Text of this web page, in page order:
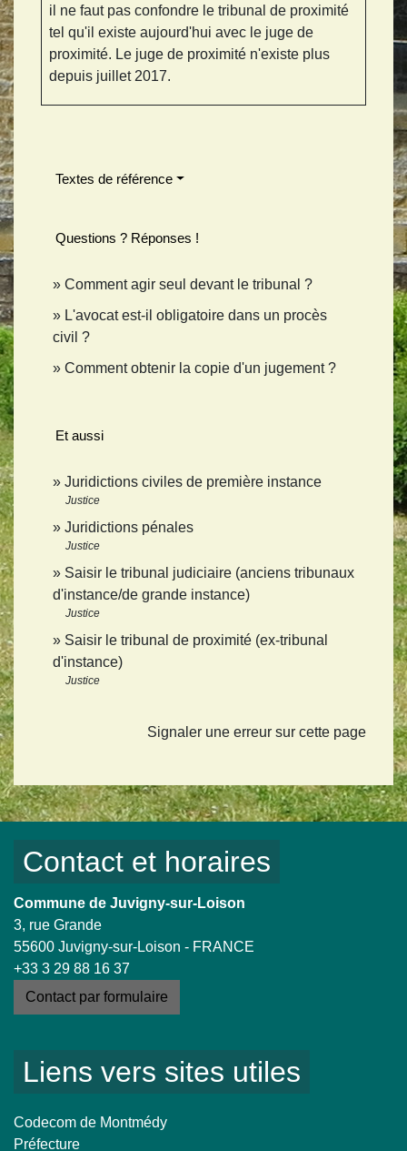
il ne faut pas confondre le tribunal de proximité
tel qu'il existe aujourd'hui avec le juge de
proximité. Le juge de proximité n'existe plus
depuis juillet 2017.
Textes de référence
Questions ? Réponses !
Comment agir seul devant le tribunal ?
L'avocat est-il obligatoire dans un procès
civil ?
Comment obtenir la copie d'un jugement ?
Et aussi
Juridictions civiles de première instance
Justice
Juridictions pénales
Justice
Saisir le tribunal judiciaire (anciens tribunaux
d'instance/de grande instance)
Justice
Saisir le tribunal de proximité (ex-tribunal
d'instance)
Justice
Signaler une erreur sur cette page
Contact et horaires
Commune de Juvigny-sur-Loison
3, rue Grande
55600 Juvigny-sur-Loison - FRANCE
+33 3 29 88 16 37
Contact par formulaire
Liens vers sites utiles
Codecom de Montmédy
Préfecture